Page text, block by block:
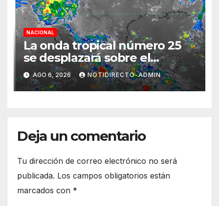
NACIONAL
La onda tropical número 25
se desplazará sobre el
sureste mexicano
AGO 6, 2026 NOTIDIRECTO-ADMIN
Deja un comentario
Tu dirección de correo electrónico no será
publicada. Los campos obligatorios están
marcados con *